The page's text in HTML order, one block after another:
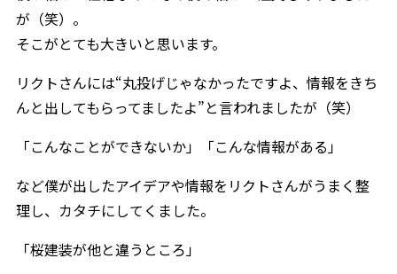
が（笑）。
そこがとても大きいと思います。
リクトさんには“丸投げじゃなかったですよ、情報をきち
んと出してもらってましたよ”と言われましたが（笑）
「こんなことができないか」「こんな情報がある」
など僕が出したアイデアや情報をリクトさんがうまく整
理し、カタチにしてくました。
「桜建装が他と違うところ」